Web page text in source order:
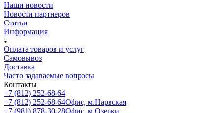
Наши новости
Новости партнеров
Статьи
Информация
Оплата товаров и услуг
Самовывоз
Доставка
Часто задаваемые вопросы
Контакты
+7 (812) 252-68-64
+7 (812) 252-68-64Офис, м.Нарвская
+7 (981) 878-30-28Офис, м.Озерки